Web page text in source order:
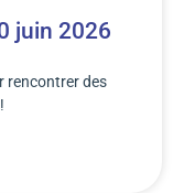
juin 2026
rencontrer des